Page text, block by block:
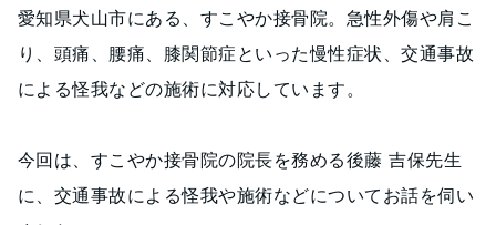
愛知県犬山市にある、すこやか接骨院。急性外傷や肩こ
り、頭痛、腰痛、膝関節症といった慢性症状、交通事故
による怪我などの施術に対応しています。
今回は、すこやか接骨院の院長を務める後藤 吉保先生
に、交通事故による怪我や施術などについてお話を伺い